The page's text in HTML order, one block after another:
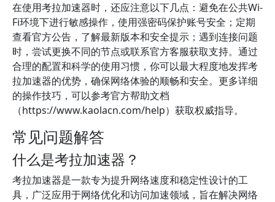
在使用考拉加速器时，还应注意以下几点：避免在公共Wi-
Fi环境下进行敏感操作，使用强密码保护账号安全；定期
查看官方公告，了解最新版本和安全提示；遇到连接问题
时，尝试更换不同的节点或联系官方客服获取支持。通过
合理的配置和科学的使用习惯，你可以最大程度地发挥考
拉加速器的优势，确保网络体验的顺畅和安全。更多详细
的操作技巧，可以参考官方帮助文档
（https://www.kaolacn.com/help）获取权威指导。
常见问题解答
什么是考拉加速器？
考拉加速器是一款专为提升网络速度和稳定性设计的工
具，广泛应用于网络优化和访问加速领域，旨在解决网络